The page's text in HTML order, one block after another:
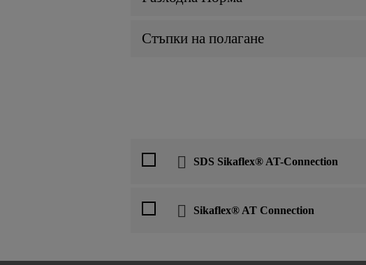
Стъпки на полагане
SDS Sikaflex® AT-Connection
Sikaflex® AT Connection